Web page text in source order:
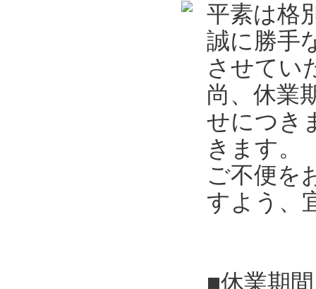
平素は格
誠に勝手
させてい
尚、休業
せにつき
きます。
ご不便を
すよう、
■休業期